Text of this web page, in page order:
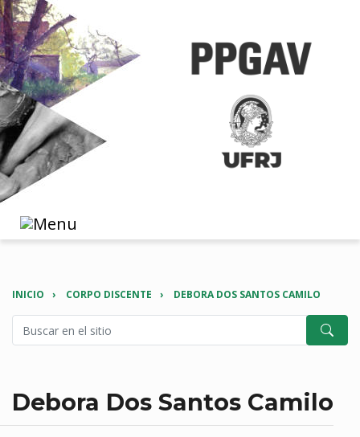
INICIO CORPO DISCENTE DEBORA DOS SANTOS CAMILO
Debora Dos Santos Camilo